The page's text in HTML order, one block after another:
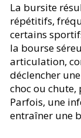
La bursite
répétitifs,
certains
la bourse
articulation,
déclencher
choc ou
Parfois, une
entraîner une